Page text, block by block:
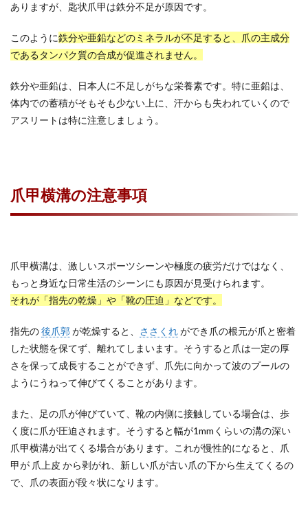
ありますが、匙状爪甲は鉄分不足が原因です。
このように鉄分や亜鉛などのミネラルが不足すると、爪の主成分
であるタンパク質の合成が促進されません。
鉄分や亜鉛は、日本人に不足しがちな栄養素です。特に亜鉛は、
体内での蓄積がそもそも少ない上に、汗からも失われていくので
アスリートは特に注意しましょう。
爪甲横溝の注意事項
爪甲横溝は、激しいスポーツシーンや極度の疲労だけではなく、
もっと身近な日常生活のシーンにも原因が見受けられます。
それが「指先の乾燥」や「靴の圧迫」などです。
指先の後爪郭が乾燥すると、 ささくれができ爪の根元が爪と密着
した状態を保てず、離れてしまいます。そうすると爪は一定の厚
さを保って成長することができず、爪先に向かって波のプールの
ようにうねって伸びてくることがあります。
また、足の爪が伸びていて、靴の内側に接触している場合は、歩
く度に爪が圧迫されます。そうすると幅が1mmくらいの溝の深い
爪甲横溝が出てくる場合があります。これが慢性的になると、爪
甲が 爪上皮 から剥がれ、新しい爪が古い爪の下から生えてくるの
で、爪の表面が段々状になります。